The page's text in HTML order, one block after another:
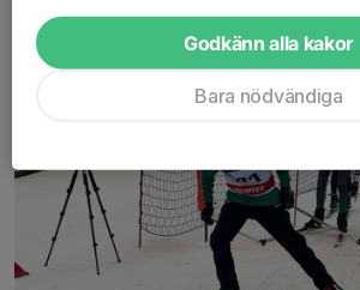
Godkänn alla kakor
Bara nödvändiga